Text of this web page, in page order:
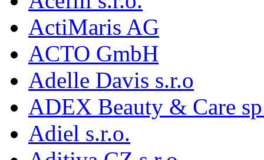
ActiMaris AG
ACTO GmbH
Adelle Davis s.r.o
ADEX Beauty & Care
Adiel s.r.o.